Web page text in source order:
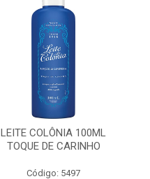
LEITE COLÔNIA 100ML
TOQUE DE CARINHO
Código: 5497